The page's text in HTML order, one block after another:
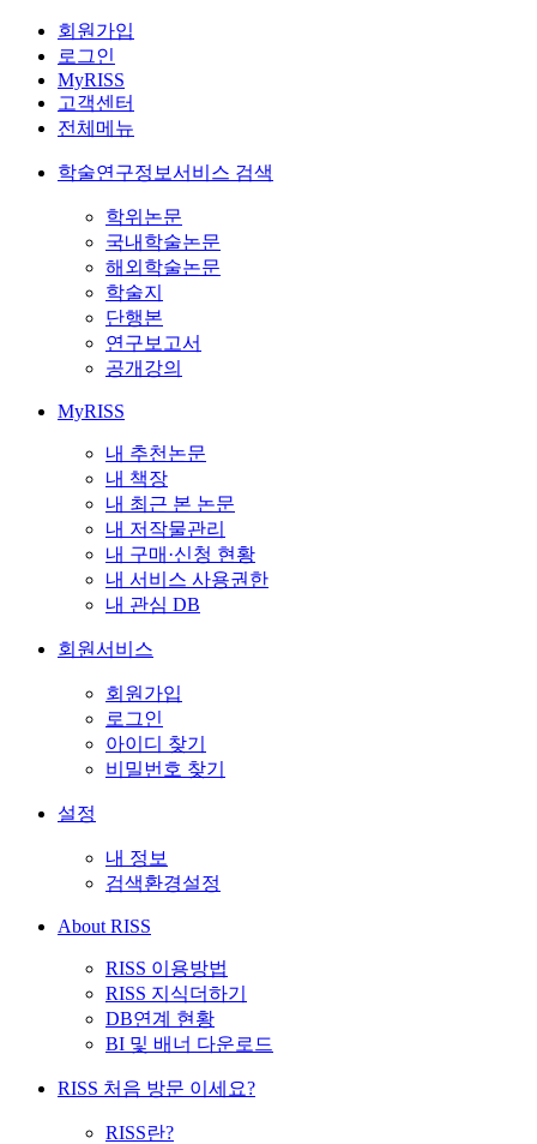
회원가입
로그인
MyRISS
고객센터
전체메뉴
학술연구정보서비스 검색
학위논문
국내학술논문
해외학술논문
학술지
단행본
연구보고서
공개강의
MyRISS
내 추천논문
내 책장
내 최근 본 논문
내 저작물관리
내 구매·신청 현황
내 서비스 사용권한
내 관심 DB
회원서비스
회원가입
로그인
아이디 찾기
비밀번호 찾기
설정
내 정보
검색환경설정
About RISS
RISS 이용방법
RISS 지식더하기
DB연계 현황
BI 및 배너 다운로드
RISS 처음 방문 이세요?
RISS란?